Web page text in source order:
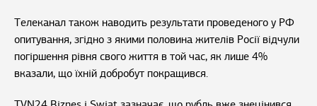
Телеканал також наводить результати проведеного у РФ
опитування, згідно з якими половина жителів Росії відчули
погіршення рівня свого життя в той час, як лише 4%
вказали, що їхній добробут покращився.